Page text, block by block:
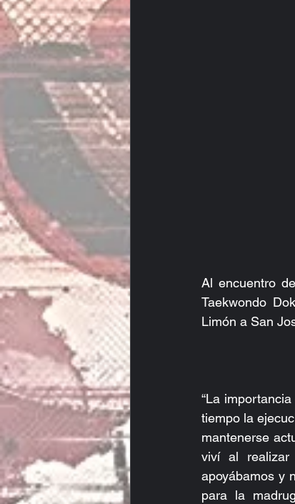
Al encuentro
Taekwondo
Limón a San
“La
tiempo la
mantenerse
viví al realizar
apoyábamos y
para la